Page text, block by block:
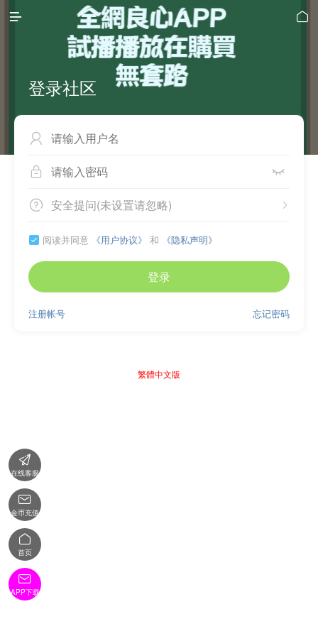
 
登录社区

 
 
安全提问(未设置请忽略)
 阅读并同意 《用户协议》 和 《隐私声明》
登录
忘记密码
注册帐号
繁體中文版

在线客服

金币充值

首页

APP下载